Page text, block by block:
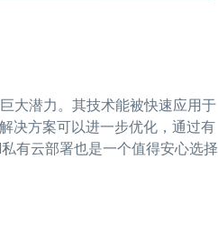
大潜力。其技术能被快速应用于
决方案可以进一步优化，通过有
有云部署也是一个值得安心选择